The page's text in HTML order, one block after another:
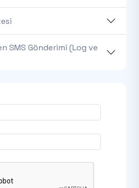
SMS Gönderimi (Log ve